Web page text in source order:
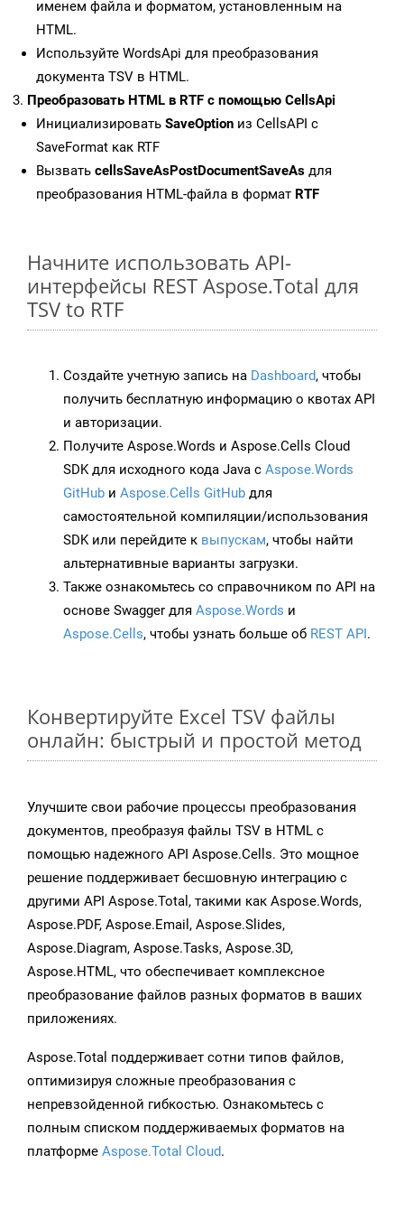
именем файла и форматом, установленным на
HTML.
Используйте WordsApi для преобразования
документа TSV в HTML.
Преобразовать HTML в RTF с помощью CellsApi
Инициализировать SaveOption из CellsAPI с
SaveFormat как RTF
Вызвать cellsSaveAsPostDocumentSaveAs для
преобразования HTML-файла в формат RTF
Начните использовать API-
интерфейсы REST Aspose.Total для
TSV to RTF
Создайте учетную запись на Dashboard, чтобы
получить бесплатную информацию о квотах API
и авторизации.
Получите Aspose.Words и Aspose.Cells Cloud
SDK для исходного кода Java с Aspose.Words
GitHub и Aspose.Cells GitHub для
самостоятельной компиляции/использования
SDK или перейдите к выпускам, чтобы найти
альтернативные варианты загрузки.
Также ознакомьтесь со справочником по API на
основе Swagger для Aspose.Words и
Aspose.Cells, чтобы узнать больше об REST API.
Конвертируйте Excel TSV файлы
онлайн: быстрый и простой метод
Улучшите свои рабочие процессы преобразования
документов, преобразуя файлы TSV в HTML с
помощью надежного API Aspose.Cells. Это мощное
решение поддерживает бесшовную интеграцию с
другими API Aspose.Total, такими как Aspose.Words,
Aspose.PDF, Aspose.Email, Aspose.Slides,
Aspose.Diagram, Aspose.Tasks, Aspose.3D,
Aspose.HTML, что обеспечивает комплексное
преобразование файлов разных форматов в ваших
приложениях.
Aspose.Total поддерживает сотни типов файлов,
оптимизируя сложные преобразования с
непревзойденной гибкостью. Ознакомьтесь с
полным списком поддерживаемых форматов на
платформе Aspose.Total Cloud.